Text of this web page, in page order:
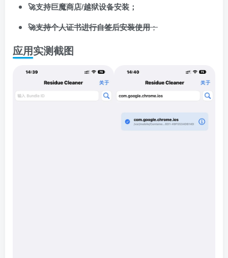
🚀支持巨魔商店/越狱设备安装；
🚀支持个人证书进行自签后安装使用；
应用实测截图
扫码登录即表示同意用户协议